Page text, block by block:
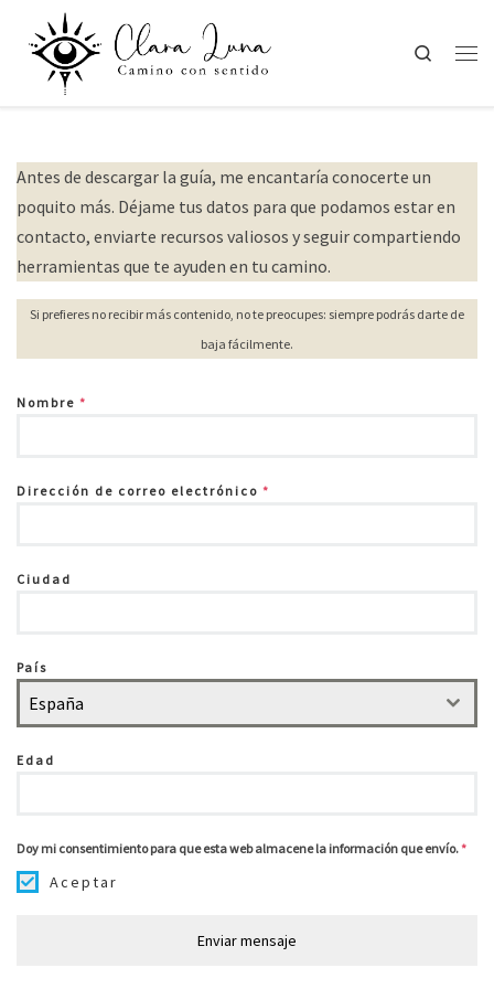
Saltar al contenido
Search
Antes de descargar la guía, me encantaría conocerte un
poquito más. Déjame tus datos para que podamos estar en
contacto, enviarte recursos valiosos y seguir compartiendo
herramientas que te ayuden en tu camino.
Si prefieres no recibir más contenido, no te preocupes: siempre podrás darte de
baja fácilmente.
Nombre *
Dirección de correo electrónico *
Ciudad
País
España
Edad
Doy mi consentimiento para que esta web almacene la información que envío.*
Aceptar
Enviar mensaje